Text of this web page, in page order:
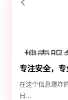
专注安全，
全守护神
在这个信息爆炸
日...